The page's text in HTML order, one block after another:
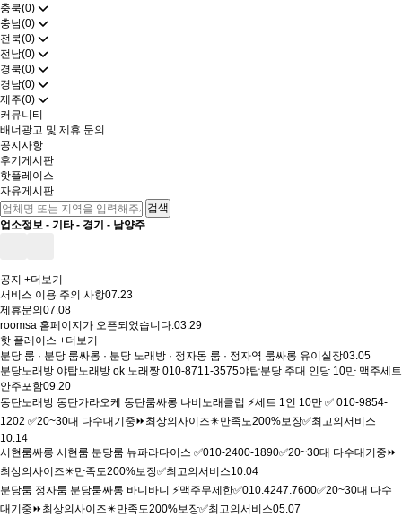
충북(0)
충남(0)
전북(0)
전남(0)
경북(0)
경남(0)
제주(0)
커뮤니티
배너광고 및 제휴 문의
공지사항
후기게시판
핫플레이스
자유게시판
업소정보 - 기타- 경기 - 남양주
공지 +더보기
서비스 이용 주의 사항07.23
제휴문의 07.08
roomsa 홈페이지가 오픈되었습니다.03.29
핫 플레이스 +더보기
분당 룸 · 분당 룸싸롱 · 분당 노래방 · 정자동 룸 · 정자역 룸싸롱 유이실장03.05
분당노래방 야탑노래방 ok 노래짱 010-8711-3575야탑분당 주대 인당 10만 맥주세트
안주포함09.20
동탄노래방 동탄가라오케 동탄룸싸롱 나비노래클럽 ⚡세트 1인 10만 ✅ 010-9854-
1202 ✅20~30대 다수대기중⏩최상의사이즈✴️만족도200%보장✅최고의서비스
10.14
서현룸싸롱 서현룸 분당룸 뉴파라다이스 ✅010-2400-1890✅20~30대 다수대기중⏩
최상의사이즈✴️만족도200%보장✅최고의서비스10.04
분당룸 정자룸 분당룸싸롱 바니바니 ⚡맥주무제한✅010.4247.7600✅20~30대 다수
대기중⏩최상의사이즈✴️만족도200%보장✅최고의서비스05.07